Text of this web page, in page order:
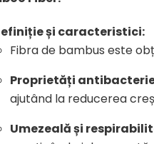
și caracteristici:
Fibra de bambus este
Proprietăți
ajutând la reducerea
Umezeală și